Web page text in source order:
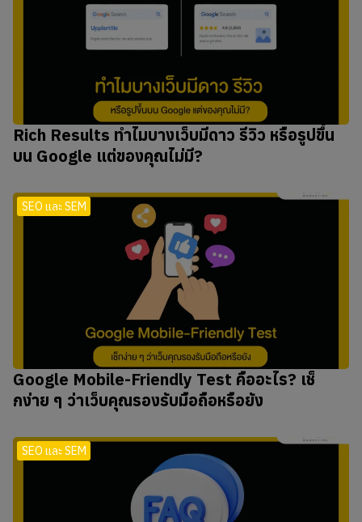
Rich Results ทำไมบางเว็บมีดาว รีวิว หรือรูปขึ้น
บน Google แต่ของคุณไม่มี?
SEO และ SEM
Google Mobile-Friendly Test คืออะไร? เช็
กง่าย ๆ ว่าเว็บคุณรองรับมือถือหรือยัง
SEO และ SEM